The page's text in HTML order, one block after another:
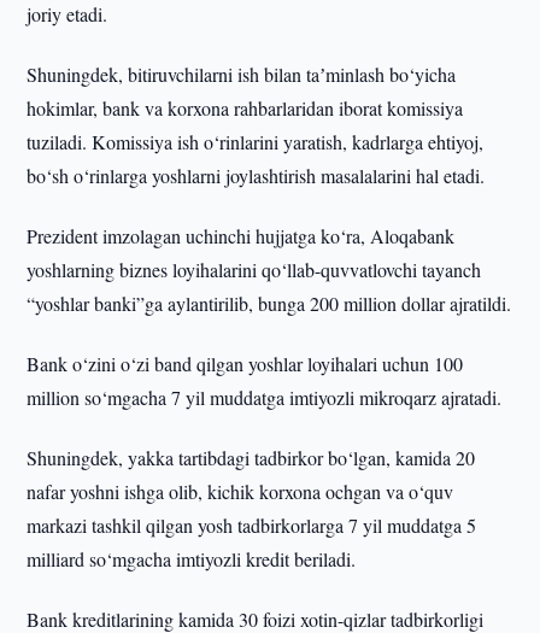
joriy etadi.
Shuningdek, bitiruvchilarni ish bilan taʼminlash bo‘yicha
hokimlar, bank va korxona rahbarlaridan iborat komissiya
tuziladi. Komissiya ish o‘rinlarini yaratish, kadrlarga ehtiyoj,
bo‘sh o‘rinlarga yoshlarni joylashtirish masalalarini hal etadi.
Prezident imzolagan uchinchi hujjatga ko‘ra, Aloqabank
yoshlarning biznes loyihalarini qo‘llab-quvvatlovchi tayanch
“yoshlar banki”ga aylantirilib, bunga 200 million dollar ajratildi.
Bank o‘zini o‘zi band qilgan yoshlar loyihalari uchun 100
million so‘mgacha 7 yil muddatga imtiyozli mikroqarz ajratadi.
Shuningdek, yakka tartibdagi tadbirkor bo‘lgan, kamida 20
nafar yoshni ishga olib, kichik korxona ochgan va o‘quv
markazi tashkil qilgan yosh tadbirkorlarga 7 yil muddatga 5
milliard so‘mgacha imtiyozli kredit beriladi.
Bank kreditlarining kamida 30 foizi xotin-qizlar tadbirkorligi